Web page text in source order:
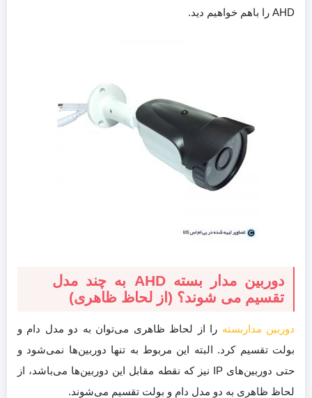
AHD را باهم خواهیم دید.
دوربین مدار بسته AHD به چند مدل
تقسیم می شوند؟ (از لحاظ ظاهری)
دوربین مداربسته را از لحاظ ظاهری می‌توان به دو مدل دام و
بولت تقسیم کرد. البته این مربوط به تنها دوربین‌ها نمی‌شود و
حتی دوربین‌های IP نیز که نقطه مقابل این دوربین‌ها می‌باشد، از
لحاظ ظاهری به دو مدل دام و بولت تقسیم می‌شوند.